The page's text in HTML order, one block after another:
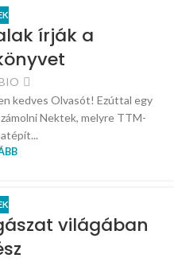
írják a
kedves Olvasót! Ezúttal egy
Nektek, melyre TTM-
világában